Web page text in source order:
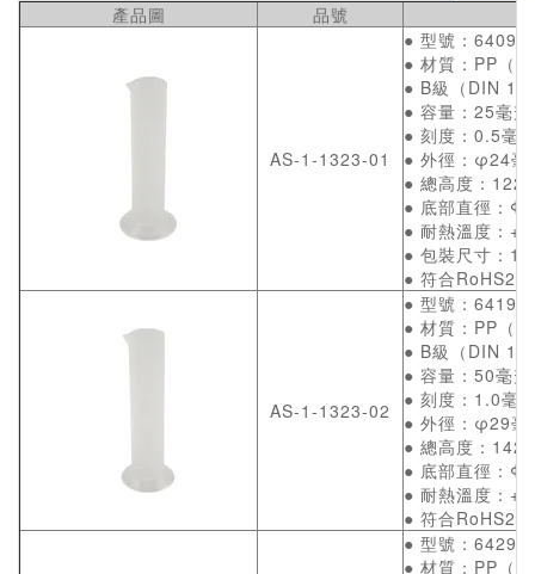
產品圖 品號
AS-1-1323-01
● 型號：
● 材質：PP（
● B級（DIN
● 容量：25毫升
● 刻度：0.5毫
● 外徑：φ24毫
● 總高度：122
● 底部直徑：
● 耐熱溫度：
● 包裝尺寸：
● 符合RoHS2
AS-1-1323-02
● 型號：
● 材質：PP（
● B級（DIN
● 容量：50毫升
● 刻度：1.0毫
● 外徑：φ29毫
● 總高度：142
● 底部直徑：
● 耐熱溫度：
● 符合RoHS2
● 型號：
● 材質：PP（